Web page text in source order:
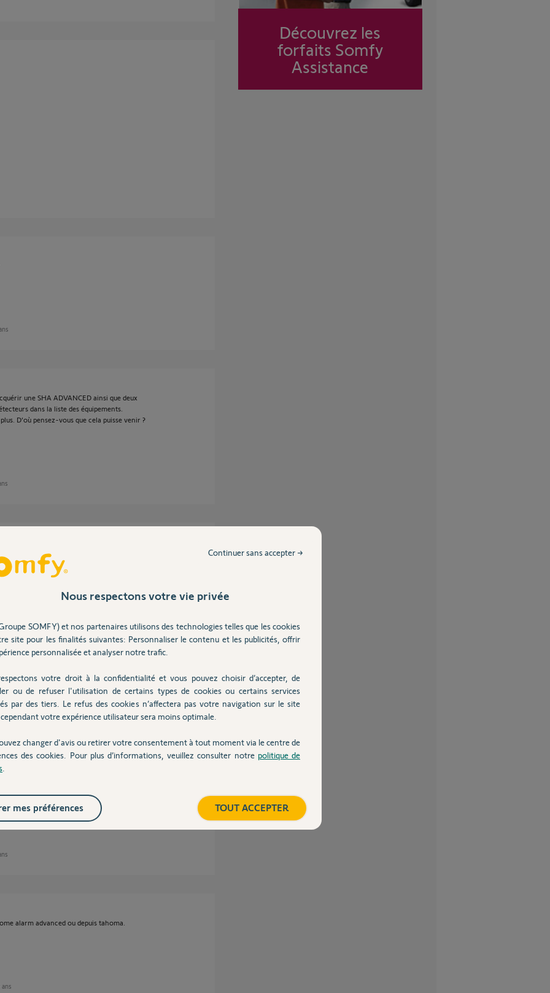
une SHA ADVANCED ainsi que deux
dans la liste des équipements.
D’où pensez-vous que cela puisse venir ?
alarme.
ans
plus, réseau wifi nul même à 3
le Link advanced a fait une mise à jour et
des produits de l’application. J’ai pu
du sujet de base, mais j’aimerai
de faire ouvrir mes volets roulants par le
switch ?
alarm advanced ou depuis tahoma.
ans
Découvrez les
forfaits Somfy
Assistance
Nous respectons votre vie privée
SOMFY) et nos partenaires utilisons des technologies telles que les cookies
site pour les finalités suivantes: Personnaliser le contenu et les publicités, offrir
personnalisée et analyser notre trafic.
votre droit à la confidentialité et vous pouvez choisir d’accepter, de
ou de refuser l'utilisation de certains types de cookies ou certains services
par des tiers. Le refus des cookies n’affectera pas votre navigation sur le site
votre expérience utilisateur sera moins optimale.
changer d'avis ou retirer votre consentement à tout moment via le centre de
des cookies. Pour plus d’informations, veuillez consulter notre politique de
Continuer sans accepter →
TOUT ACCEPTER
mes préférences